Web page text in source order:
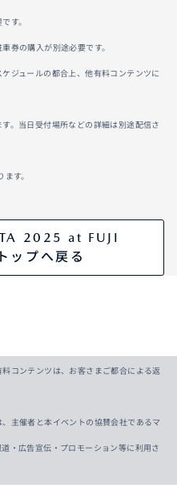
す。
券の購入が別途必要です。
ジュールの都合上、他有料コンテンツに
。当日受付場所などの詳細は別途配信さ
す。
2025 at FUJI
ップへ戻る
コンテンツは、お客さまご都合による返
主催者と本イベントの協賛会社であるマ
・広告宣伝・プロモーション等に利用さ